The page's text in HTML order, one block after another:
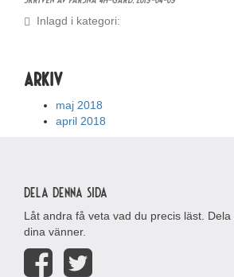
Inlagd i kategori:
Arkiv
maj 2018
april 2018
Dela denna sida
Låt andra få veta vad du precis läst.
dina vänner.